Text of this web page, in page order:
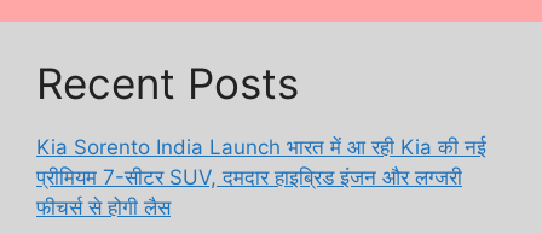
Recent Posts
Kia Sorento India Launch भारत में आ रही Kia की नई
प्रीमियम 7-सीटर SUV, दमदार हाइब्रिड इंजन और लग्जरी
फीचर्स से होगी लैस